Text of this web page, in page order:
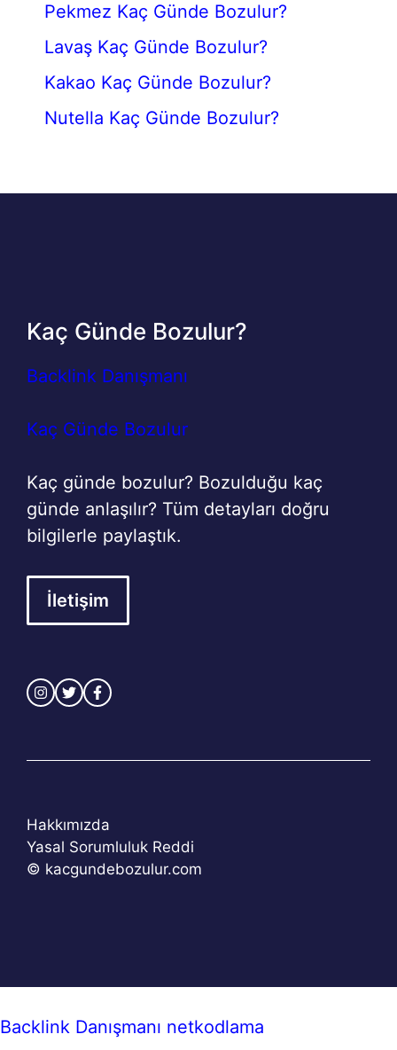
Pekmez Kaç Günde Bozulur?
Lavaş Kaç Günde Bozulur?
Kakao Kaç Günde Bozulur?
Nutella Kaç Günde Bozulur?
Kaç Günde Bozulur?
Backlink Danışmanı
Kaç Günde Bozulur
Kaç günde bozulur? Bozulduğu kaç
günde anlaşılır? Tüm detayları doğru
bilgilerle paylaştık.
İletişim
© kacgundebozulur.com
Hakkımızda
Yasal Sorumluluk Reddi
Backlink Danışmanı netkodlama